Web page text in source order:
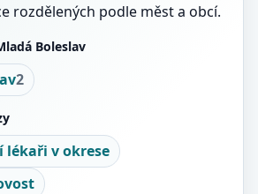
rozdělených podle měst a obcí.
Boleslav
2
lékaři v okrese